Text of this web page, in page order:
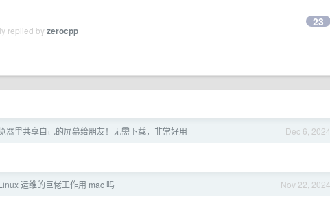
replied byzerocpp
23
Dec 6, 2024
器里共享自己的屏幕给朋友！无需下载，非常好用
Nov 22, 2024
运维的巨佬工作用 mac 吗